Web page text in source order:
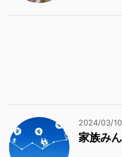
2024/03/10
家族み